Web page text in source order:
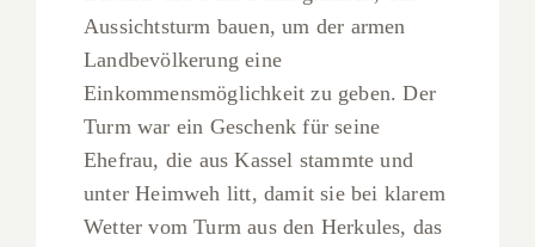
Aussichtsturm bauen, um der armen
Landbevölkerung eine
Einkommensmöglichkeit zu geben. Der
Turm war ein Geschenk für seine
Ehefrau, die aus Kassel stammte und
unter Heimweh litt, damit sie bei klarem
Wetter vom Turm aus den Herkules, das